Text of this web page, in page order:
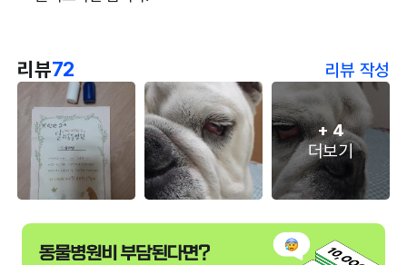
리뷰72 리뷰 작성
+4
더보기